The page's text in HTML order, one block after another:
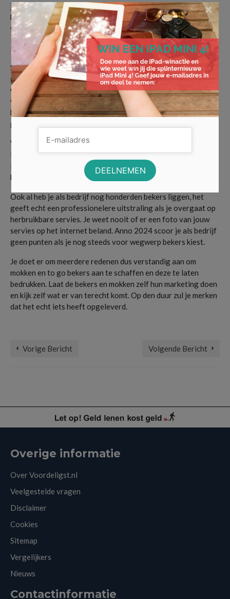
je namelijk tot een bepaalde doelgroep. Met een to go beker
heb je geen kaders en dat kan weleens zorgen voor een aantal
verkopen.
Een mok voor duurzaamheid
Sinds het begin van 2024 zijnherbruikbare serviesde norm
geworden. Dit heeft alles te maken met duurzaamheid. We
willen in Nederland van het plastic af en daarom gaan we zo
veel mogelijk over op herbruikbare alternatieven. Een
bedrukte mok of to go beker is sinds 2024 de nieuwe norm
geworden.
Voortaan was je je servies gewoon, wat veel duurzamer is.
Een mok en to go beker gaan namelijk een hele lange tijd mee.
Het voordeel is dat je deze op veel plekken in de vaatwasser
kunt zetten, waardoor je ze ook niet hoeft af te wassen.
Ook al heb je als bedrijf nog honderden bekers liggen, het
geeft echt een professionelere uitstraling als je overgaat op
herbruikbare servies. Je weet nooit of er een foto van jouw
servies op het internet beland. Anno 2024 scoor je als bedrijf
geen punten als je nog steeds voor wegwerp bekers kiest.
Je doet er om meerdere redenen dus verstandig aan om
mokken en to go bekers aan te schaffen en deze te laten
bedrukken. Laat de bekers en mokken zelf hun marketing doen
en kijk zelf wat er van terecht komt. Op den duur zul je merken
dat het echt iets heeft opgeleverd.
Vorige Bericht Volgende Bericht
Overige informatie
Over Voordeligst.nl
Veelgestelde vragen
Disclaimer
Cookies
Sitemap
Vergelijkers
Nieuws
Contactinformatie
×